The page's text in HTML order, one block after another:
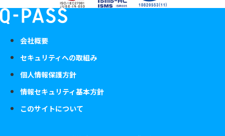
会社概要
セキュリティへの取組み
個人情報保護方針
情報セキュリティ基本方針
このサイトについて